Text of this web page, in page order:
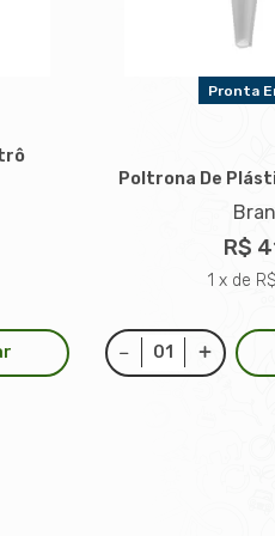
Pronta
Poltrona De
R$
1 x de